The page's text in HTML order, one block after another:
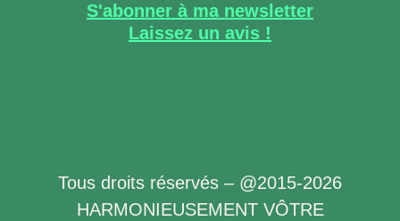
S'abonner à ma newsletter
Laissez un avis !
Tous droits réservés – @2015-2026
HARMONIEUSEMENT VÔTRE